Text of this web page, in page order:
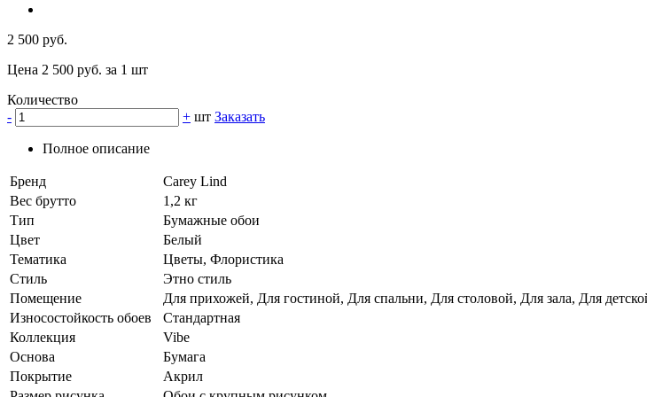
2 500 руб.
Цена 2 500 руб. за 1 шт
Количество
-
+ шт Заказать
Полное описание
Бренд
Carey Lind
Вес брутто
1,2 кг
Тип
Бумажные обои
Цвет
Белый
Тематика
Цветы, Флористика
Стиль
Этно стиль
Помещение
Для прихожей, Для гостиной, Для спальни, Для столовой, Для зала, Для
Износостойкость обоев
Стандартная
Коллекция
Vibe
Основа
Бумага
Покрытие
Акрил